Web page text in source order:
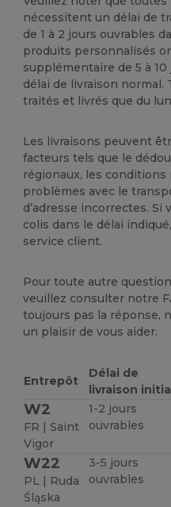
nécessitent un délai de
de 1 à 2 jours ouvrables
produits personnalisés
supplémentaire de 5 à
délai de livraison normal.
traités et livrés que du
Les livraisons peuvent
facteurs tels que le
régionaux, les
problèmes avec le
d’adresse incorrectes. Si
colis dans le délai
service client.
Pour toute autre
veuillez consulter notre
toujours pas la réponse,
un plaisir de vous aider.
Entrepôt
Délai de
livraison initial
W2
FR | Saint
Vigor
1-2 jours
ouvrables
W22
PL | Ruda
Śląska
3-5 jours
ouvrables